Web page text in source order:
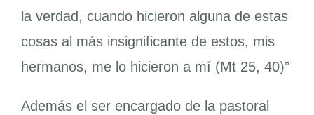
la verdad, cuando hicieron alguna de estas
cosas al más insignificante de estos, mis
hermanos, me lo hicieron a mí (Mt 25, 40)”
Además el ser encargado de la pastoral